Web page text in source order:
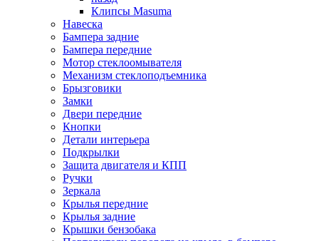
Клипсы Masuma
Навеска
Бампера задние
Бампера передние
Мотор стеклоомывателя
Механизм стеклоподъемника
Брызговики
Замки
Двери передние
Кнопки
Детали интерьера
Подкрылки
Защита двигателя и КПП
Ручки
Зеркала
Крылья передние
Крылья задние
Крышки бензобака